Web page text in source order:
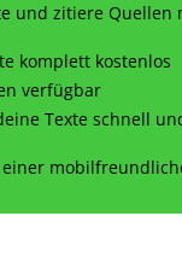
und zitiere Quellen
komplett kostenlos
verfügbar
Texte schnell